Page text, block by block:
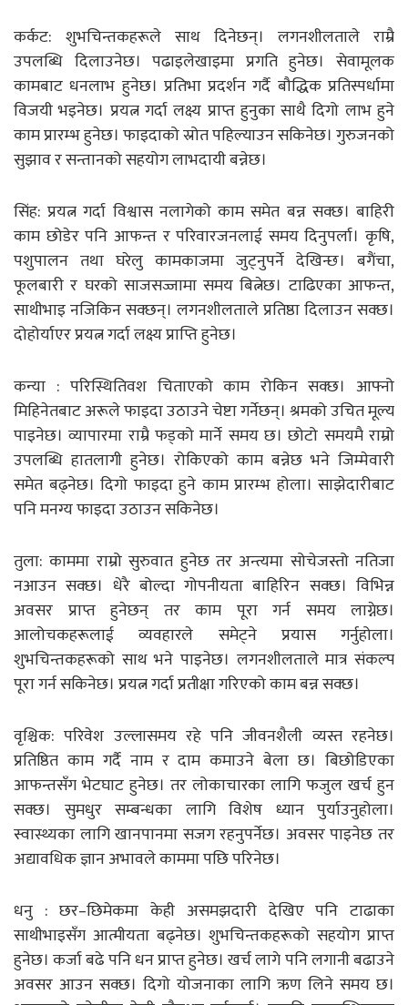
कर्कट: शुभचिन्तकहरूले साथ दिनेछन्। लगनशीलताले राम्रै
उपलब्धि दिलाउनेछ। पढाइलेखाइमा प्रगति हुनेछ। सेवामूलक
कामबाट धनलाभ हुनेछ। प्रतिभा प्रदर्शन गर्दै बौद्धिक प्रतिस्पर्धामा
विजयी भइनेछ। प्रयत्न गर्दा लक्ष्य प्राप्त हुनुका साथै दिगो लाभ हुने
काम प्रारम्भ हुनेछ। फाइदाको स्रोत पहिल्याउन सकिनेछ। गुरुजनको
सुझाव र सन्तानको सहयोग लाभदायी बन्नेछ।
सिंह: प्रयत्न गर्दा विश्वास नलागेको काम समेत बन्न सक्छ। बाहिरी
काम छोडेर पनि आफन्त र परिवारजनलाई समय दिनुपर्ला। कृषि,
पशुपालन तथा घरेलु कामकाजमा जुट्नुपर्ने देखिन्छ। बगैंचा,
फूलबारी र घरको साजसज्जामा समय बित्नेछ। टाढिएका आफन्त,
साथीभाइ नजिकिन सक्छन्। लगनशीलताले प्रतिष्ठा दिलाउन सक्छ।
दोहोर्याएर प्रयत्न गर्दा लक्ष्य प्राप्ति हुनेछ।
कन्या : परिस्थितिवश चिताएको काम रोकिन सक्छ। आफ्नो
मिहिनेतबाट अरूले फाइदा उठाउने चेष्टा गर्नेछन्। श्रमको उचित मूल्य
पाइनेछ। व्यापारमा राम्रै फड्को मार्ने समय छ। छोटो समयमै राम्रो
उपलब्धि हातलागी हुनेछ। रोकिएको काम बन्नेछ भने जिम्मेवारी
समेत बढ्नेछ। दिगो फाइदा हुने काम प्रारम्भ होला। साझेदारीबाट
पनि मनग्य फाइदा उठाउन सकिनेछ।
तुला: काममा राम्रो सुरुवात हुनेछ तर अन्त्यमा सोचेजस्तो नतिजा
नआउन सक्छ। धेरै बोल्दा गोपनीयता बाहिरिन सक्छ। विभिन्न
अवसर प्राप्त हुनेछन् तर काम पूरा गर्न समय लाग्नेछ।
आलोचकहरूलाई व्यवहारले समेट्ने प्रयास गर्नुहोला।
शुभचिन्तकहरूको साथ भने पाइनेछ। लगनशीलताले मात्र संकल्प
पूरा गर्न सकिनेछ। प्रयत्न गर्दा प्रतीक्षा गरिएको काम बन्न सक्छ।
वृश्चिक: परिवेश उल्लासमय रहे पनि जीवनशैली व्यस्त रहनेछ।
प्रतिष्ठित काम गर्दै नाम र दाम कमाउने बेला छ। बिछोडिएका
आफन्तसँग भेटघाट हुनेछ। तर लोकाचारका लागि फजुल खर्च हुन
सक्छ। सुमधुर सम्बन्धका लागि विशेष ध्यान पुर्याउनुहोला।
स्वास्थ्यका लागि खानपानमा सजग रहनुपर्नेछ। अवसर पाइनेछ तर
अद्यावधिक ज्ञान अभावले काममा पछि परिनेछ।
धनु : छर–छिमेकमा केही असमझदारी देखिए पनि टाढाका
साथीभाइसँग आत्मीयता बढ्नेछ। शुभचिन्तकहरूको सहयोग प्राप्त
हुनेछ। कर्जा बढे पनि धन प्राप्त हुनेछ। खर्च लागे पनि लगानी बढाउने
अवसर आउन सक्छ। दिगो योजनाका लागि ऋण लिने समय छ।